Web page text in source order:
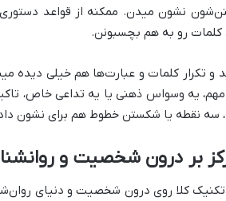
نشون میدن. ممکنه از قواعد
کلمات رو به هم بچسبونن.
و تکرار کلمات و عبارت‌ها هم خیلی دیده
مهم، یه وسواس ذهنی یا یه تداعی خاص،
سه نقطه یا شکستن خطوط هم برای نشون
بر درون شخصیت و
کلا روی درون شخصیت و دنیای